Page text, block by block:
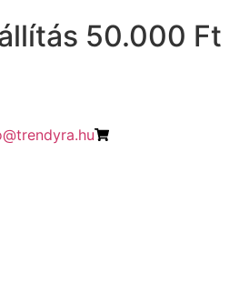
50.000 Ft